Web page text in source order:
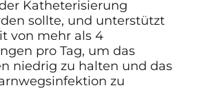
Katheterisierung
sollte, und unterstützt
von mehr als 4
pro Tag, um das
niedrig zu halten und das
zu